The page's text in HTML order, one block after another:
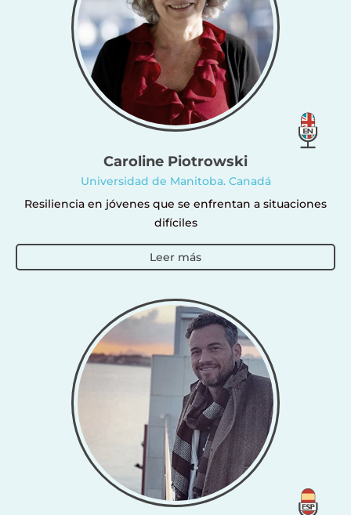
Caroline Piotrowski
Universidad de Manitoba. Canadá
Resiliencia en jóvenes que se enfrentan a situaciones
difíciles
Leer más